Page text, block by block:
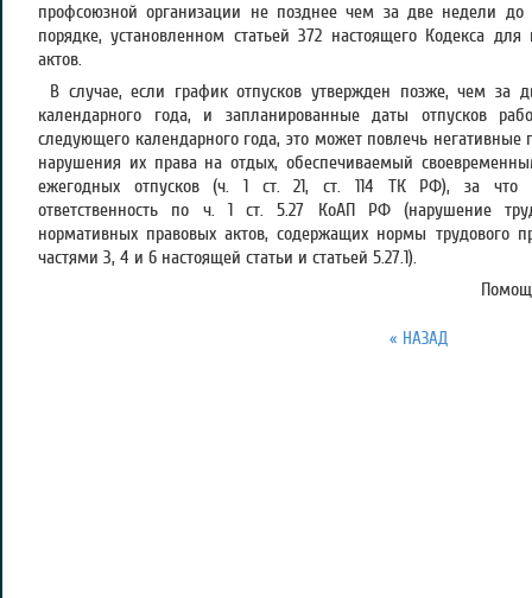
профсоюзной организации не позднее чем за две недели до
порядке, установленном статьей 372 настоящего Кодекса
актов.
В случае, если график отпусков утвержден позже, чем за
календарного года, и запланированные даты отпусков
следующего календарного года, это может повлечь негативные
нарушения их права на отдых, обеспечиваемый
ежегодных отпусков (ч. 1 ст. 21, ст. 114 ТК РФ), за что
ответственность по ч. 1 ст. 5.27 КоАП РФ (нарушение
нормативных правовых актов, содержащих нормы трудового
частями 3, 4 и 6 настоящей статьи и статьей 5.27.1).
« НАЗАД